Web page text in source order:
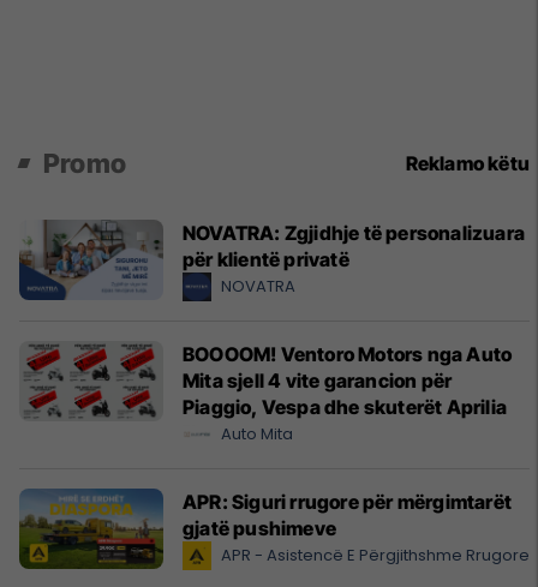
Promo Reklamo këtu
NOVATRA: Zgjidhje të personalizuara
për klientë privatë
NOVATRA
BOOOOM! Ventoro Motors nga Auto
Mita sjell 4 vite garancion për
Piaggio, Vespa dhe skuterët Aprilia
Auto Mita
APR: Siguri rrugore për mërgimtarët
gjatë pushimeve
APR - Asistencë E Përgjithshme Rrugore